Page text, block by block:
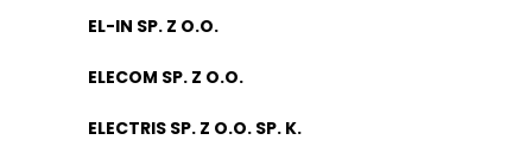
EL-IN SP. Z O.O.
ELECOM SP. Z O.O.
ELECTRIS SP. Z O.O. SP. K.